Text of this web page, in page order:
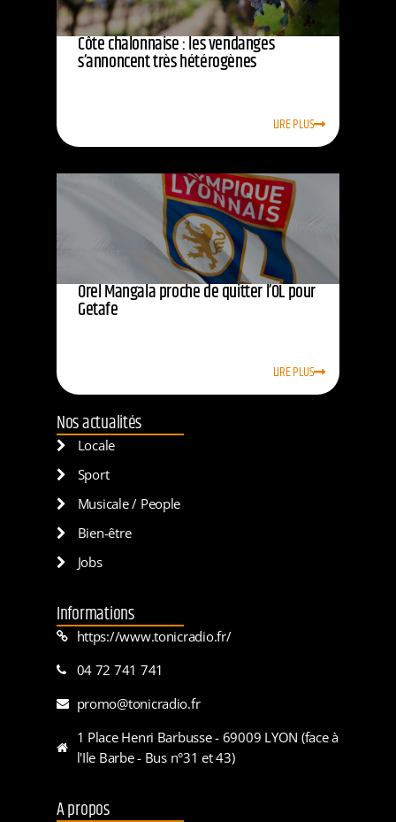
Côte chalonnaise : les vendanges
s’annoncent très hétérogènes
LIRE PLUS
Orel Mangala proche de quitter l’OL pour
Getafe
LIRE PLUS
Nos actualités
Locale
Sport
Musicale / People
Bien-être
Jobs
Informations
https://www.tonicradio.fr/
04 72 741 741
promo@tonicradio.fr
1 Place Henri Barbusse - 69009 LYON (face à
l'Ile Barbe - Bus n°31 et 43)
A propos